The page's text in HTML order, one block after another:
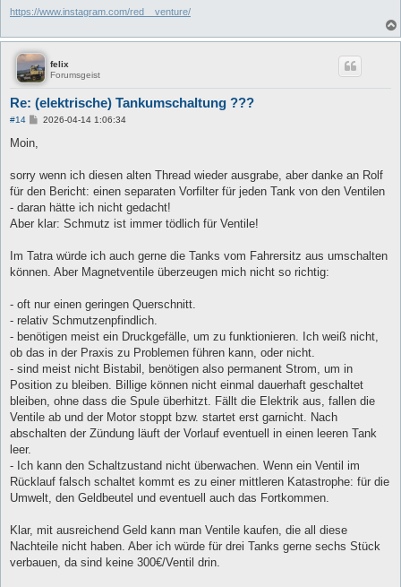
https://www.instagram.com/red__venture/
felix
Forumsgeist
Re: (elektrische) Tankumschaltung ???
#14
B
a
2026-04-14 1:06:34
Moin,
sorry wenn ich diesen alten Thread wieder ausgrabe, aber danke an Rolf
für den Bericht: einen separaten Vorfilter für jeden Tank von den Ventilen
- daran hätte ich nicht gedacht!
Aber klar: Schmutz ist immer tödlich für Ventile!
Im Tatra würde ich auch gerne die Tanks vom Fahrersitz aus umschalten
können. Aber Magnetventile überzeugen mich nicht so richtig:
- oft nur einen geringen Querschnitt.
- relativ Schmutzenpfindlich.
- benötigen meist ein Druckgefälle, um zu funktionieren. Ich weiß nicht,
ob das in der Praxis zu Problemen führen kann, oder nicht.
- sind meist nicht Bistabil, benötigen also permanent Strom, um in
Position zu bleiben. Billige können nicht einmal dauerhaft geschaltet
bleiben, ohne dass die Spule überhitzt. Fällt die Elektrik aus, fallen die
Ventile ab und der Motor stoppt bzw. startet erst garnicht. Nach
abschalten der Zündung läuft der Vorlauf eventuell in einen leeren Tank
leer.
- Ich kann den Schaltzustand nicht überwachen. Wenn ein Ventil im
Rücklauf falsch schaltet kommt es zu einer mittleren Katastrophe: für die
Umwelt, den Geldbeutel und eventuell auch das Fortkommen.
Klar, mit ausreichend Geld kann man Ventile kaufen, die all diese
Nachteile nicht haben. Aber ich würde für drei Tanks gerne sechs Stück
verbauen, da sind keine 300€/Ventil drin.